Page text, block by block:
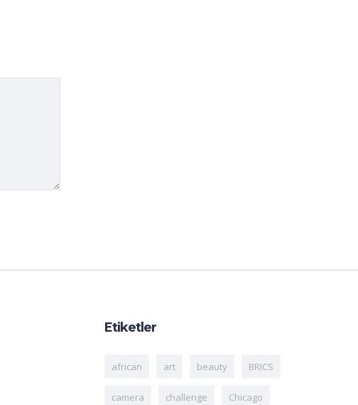
Etiketler
african art beauty BRICS
camera challenge Chicago